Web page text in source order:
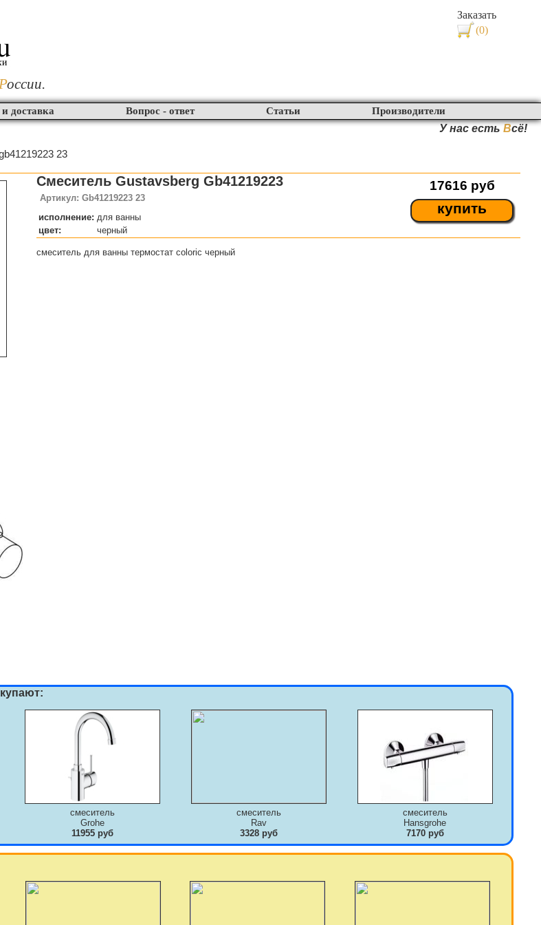
Заказать
(0)
оссии.
доставка Вопрос - ответ Статьи Производители
У нас есть Всё!
23
17616 руб
купить
Смеситель Gustavsberg Gb41219223
Артикул: Gb41219223 23
исполнение: для ванны
цвет:
черный
смеситель для ванны термостат coloric черный
смеситель
Grohe
11955 руб
смеситель
Rav
3328 руб
смеситель
Hansgrohe
7170 руб